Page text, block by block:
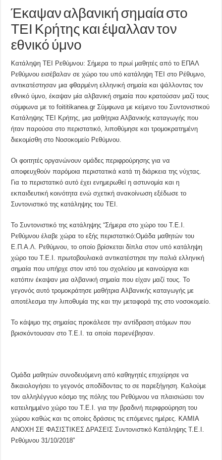
Έκαψαν αλβανική σημαία στο
ΤΕΙ Κρήτης και έψαλλαν τον
εθνικό ύμνο
Κατάληψη ΤΕΙ Ρεθύμνου: Σήμερα το πρωί μαθητές από το ΕΠΑΛ
Ρεθύμνου εισέβαλαν σε χώρο του υπό κατάληψη ΤΕΙ στο Ρέθυμνο,
αντικατέστησαν μια φθαρμένη ελληνική σημαία και ψάλλοντας τον
εθνικό ύμνο, έκαψαν μία αλβανική σημαία που κρατούσαν μαζί τους
σύμφωνα με το foititikanea.gr Σύμφωνα με κείμενο του Συντονιστικού
Κατάληψης ΤΕΙ Κρήτης, μια μαθήτρια Αλβανικής καταγωγής που
ήταν παρούσα στο περιστατικό, λιποθύμησε και τρομοκρατημένη
διεκομίσθη στο Νοσοκομείο Ρεθύμνου.
Οι φοιτητές οργανώνουν ομάδες περιφρούρησης για να
αποφευχθούν παρόμοια περιστατικά κατά τη διάρκεια της νύχτας.
Για το περιστατικό αυτό έχει ενημερωθεί η αστυνομία και η
εκπαιδευτική κοινότητα ενώ σχετική ανακοίνωση εξέδωσε το
Συντονιστικό της κατάληψης του ΤΕΙ.
To Συντονιστικό της κατάληψης “Σήμερα στο χώρο του Τ.Ε.Ι.
Ρεθύμνου έλαβε χώρα το εξής περιστατικό:Ομάδα μαθητών του
Ε.Π.Α.Λ. Ρεθύμνου, το οποίο βρίσκεται δίπλα στον υπό κατάληψη
χώρο του Τ.Ε.Ι. πρωτοβουλιακά αντικατέστησε την παλιά ελληνική
σημαία που υπήρχε στον ιστό του σχολείου με καινούργια και
κατόπιν έκαψαν μια αλβανική σημαία που είχαν μαζί τους. Το
γεγονός αυτό τρομοκράτησε μαθήτρια Αλβανικής καταγωγής με
αποτέλεσμα την λιποθυμία της και την μεταφορά της στο νοσοκομείο.
Το κάψιμο της σημαίας προκάλεσε την αντίδραση ατόμων που
βρισκόντουσαν στο Τ.Ε.Ι. τα οποία παρενέβησαν.
Ομάδα μαθητών συνοδευόμενη από καθηγητές επιχείρησε να
δικαιολογήσει το γεγονός αποδίδοντας το σε παρεξήγηση. Καλούμε
τον αλληλέγγυο κόσμο της πόλης του Ρεθύμνου να πλαισιώσει τον
κατειλημμένο χώρο του Τ.Ε.Ι. για την βραδινή περιφρούρηση του
χώρου καθώς και τις οποίες δράσεις τις επόμενες ημέρες. ΚΑΜΙΑ
ΑΝΟΧΗ ΣΕ ΦΑΣΙΣΤΙΚΕΣ ΔΡΑΣΕΙΣ Συντονιστικό Κατάληψης Τ.Ε.Ι.
Ρεθύμνου 31/10/2018”